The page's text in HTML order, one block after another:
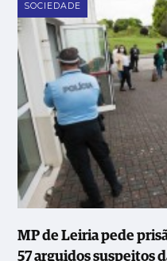
SOCIEDADE
MP de Leiria pede
57 arguidos suspeitos